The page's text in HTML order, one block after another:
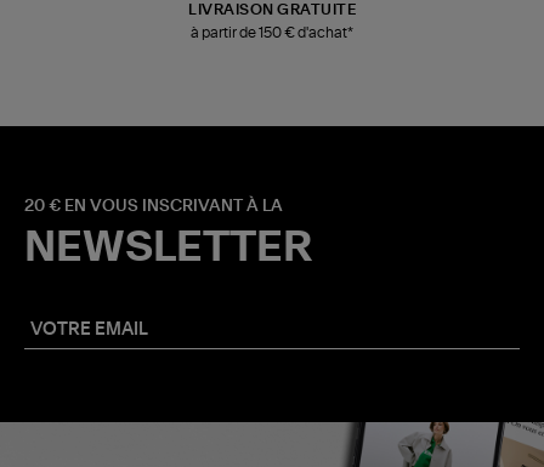
LIVRAISON GRATUITE
à partir de 150 € d'achat*
20 € EN VOUS INSCRIVANT À LA
NEWSLETTER